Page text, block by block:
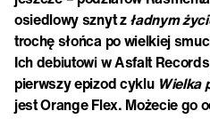
osiedlowy sznyt zładnym
trochę słońca po wielkiej
Ich debiutowi w Asfalt
pierwszy epizod cyklu Wielka
jest Orange Flex. Możecie go